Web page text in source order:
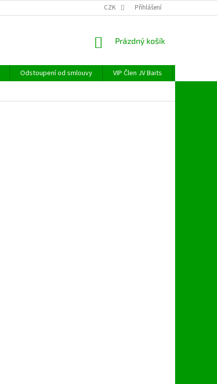
CZK Přihlášení
NÁKUPNÍ
Prázdný košík
Odstoupení od smlouvy VIP Člen JV Baits